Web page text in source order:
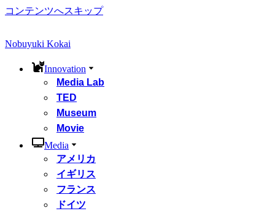
コンテンツへスキップ
Nobuyuki Kokai
Innovation
Media Lab
TED
Museum
Movie
Media
アメリカ
イギリス
フランス
ドイツ